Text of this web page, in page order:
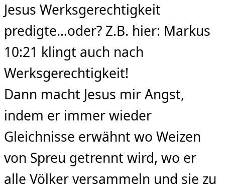
Jesus Werksgerechtigkeit
predigte…oder? Z.B. hier: Markus
10:21 klingt auch nach
Werksgerechtigkeit!
Dann macht Jesus mir Angst,
indem er immer wieder
Gleichnisse erwähnt wo Weizen
von Spreu getrennt wird, wo er
alle Völker versammeln und sie zu